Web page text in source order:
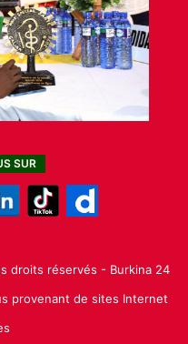
SUR
droits réservés - Burkina 24
provenant de sites Internet